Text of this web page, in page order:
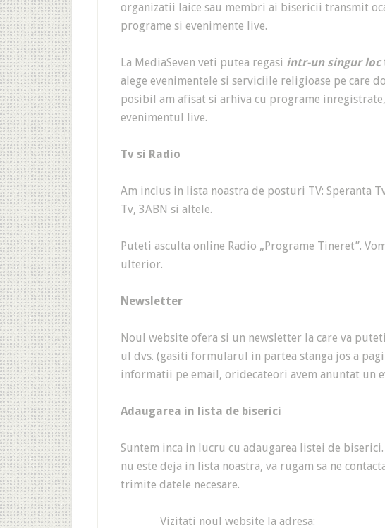
organizatii laice sau membri ai bisericii transmit
programe si evenimente live.
La MediaSeven veti putea regasi intr-un singur loc
alege evenimentele si serviciile religioase pe care
posibil am afisat si arhiva cu programe
evenimentul live.
Tv si Radio
Am inclus in lista noastra de posturi TV: Speranta
Tv, 3ABN si altele.
Puteti asculta online Radio „Programe Tineret”.
ulterior.
Newsletter
Noul website ofera si un newsletter la care va
ul dvs. (gasiti formularul in partea stanga jos a
informatii pe email, oridecateori avem anuntat un
Adaugarea in lista de biserici
Suntem inca in lucru cu adaugarea listei de
nu este deja in lista noastra, va rugam sa ne
trimite datele necesare.
Vizitati noul website la adresa: